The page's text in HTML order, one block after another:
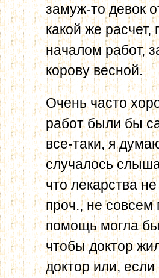
замуж-то девок
какой же
началом работ,
корову весной.
Очень часто
работ были бы
все-таки, я
случалось
что лекарства
проч., не совсем
помощь могла
чтобы доктор
доктор или,